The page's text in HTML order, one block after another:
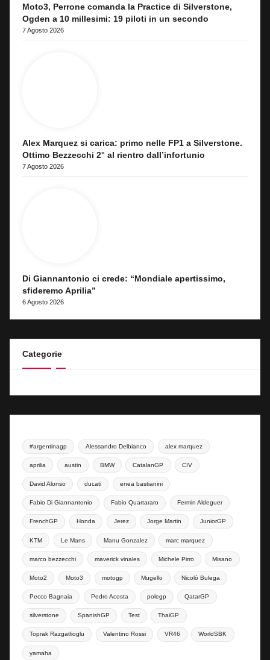
Moto3, Perrone comanda la Practice di Silverstone,
Ogden a 10 millesimi: 19 piloti in un secondo
7 Agosto 2026
Alex Marquez si carica: primo nelle FP1 a Silverstone.
Ottimo Bezzecchi 2° al rientro dall’infortunio
7 Agosto 2026
Di Giannantonio ci crede: “Mondiale apertissimo,
sfideremo Aprilia”
6 Agosto 2026
Categorie
#argentinagp Alessandro Delbianco alex marquez
aprilia austin BMW CatalanGP CIV
David Alonso ducati enea bastianini
Fabio Di Giannantonio Fabio Quartararo Fermin Aldeguer
FrenchGP Honda Jerez Jorge Martin JuniorGP
KTM Le Mans Manu Gonzalez marc marquez
marco bezzecchi maverick vinales Michele Pirro Misano
Moto2 Moto3 motogp Mugello Nicolò Bulega
Pecco Bagnaia Pedro Acosta polegp QatarGP
silverstone SpanishGP Test ThaiGP
Toprak Razgatlioglu Valentino Rossi VR46 WorldSBK
yamaha